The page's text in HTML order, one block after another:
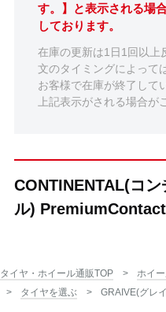
す。】と表示される場
しております。
在庫の更新は1日1回以上
文のタイミングによって
お客様で在庫が終了して
上記表示がされる場合が
CONTINENTAL(コン
ル)
タイヤ・ホイール通販TOP ホイ
タイヤを選ぶ
GRAIVE(グレ